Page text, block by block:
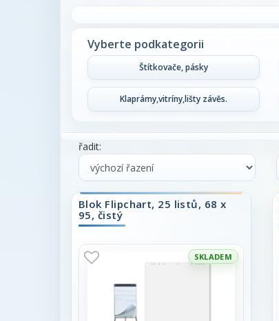
Vyberte podkategorii
Štítkovače, pásky
Klaprámy,vitríny,lišty závěs.
řadit:
Blok Flipchart, 25 listů, 68 x
95, čistý
SKLADEM